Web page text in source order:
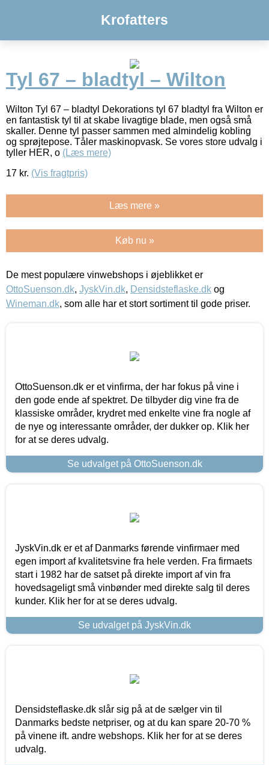
Krofatters
Tyl 67 – bladtyl – Wilton
Wilton Tyl 67 – bladtyl Dekorations tyl 67 bladtyl fra Wilton er
en fantastisk tyl til at skabe livagtige blade, men også små
skaller. Denne tyl passer sammen med almindelig kobling
og sprøjtepose. Tåler maskinopvask. Se vores store udvalg i
tyller HER, o (Læs mere)
17 kr. (Vis fragtpris)
Læs mere »
Køb nu »
De mest populære vinwebshops i øjeblikket er
OttoSuenson.dk, JyskVin.dk, Densidsteflaske.dk og
Wineman.dk, som alle har et stort sortiment til gode priser.
OttoSuenson.dk er et vinfirma, der har fokus på vine i
den gode ende af spektret. De tilbyder dig vine fra de
klassiske områder, krydret med enkelte vine fra nogle af
de nye og interessante områder, der dukker op. Klik her
for at se deres udvalg.
Se udvalget på OttoSuenson.dk
JyskVin.dk er et af Danmarks førende vinfirmaer med
egen import af kvalitetsvine fra hele verden. Fra firmaets
start i 1982 har de satset på direkte import af vin fra
hovedsageligt små vinbønder med direkte salg til deres
kunder. Klik her for at se deres udvalg.
Se udvalget på JyskVin.dk
Densidsteflaske.dk slår sig på at de sælger vin til
Danmarks bedste netpriser, og at du kan spare 20-70 %
på vinene ift. andre webshops. Klik her for at se deres
udvalg.